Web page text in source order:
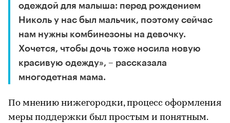
одеждой для малыша: перед рождением
Николь у нас был мальчик, поэтому сейчас
нам нужны комбинезоны на девочку.
Хочется, чтобы дочь тоже носила новую
красивую одежду», – рассказала
многодетная мама.
По мнению нижегородки, процесс оформления
меры поддержки был простым и понятным.